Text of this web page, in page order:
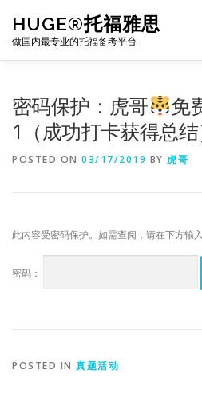
content
HUGE®托福雅思
做国内最专业的托福备考平台
密码保护：虎哥
免
1（成功打卡获得总结
POSTED ON 03/17/2019 BY 虎哥
此内容受密码保护。如需查阅，请在下方输入
密码：
POSTED IN 真题活动